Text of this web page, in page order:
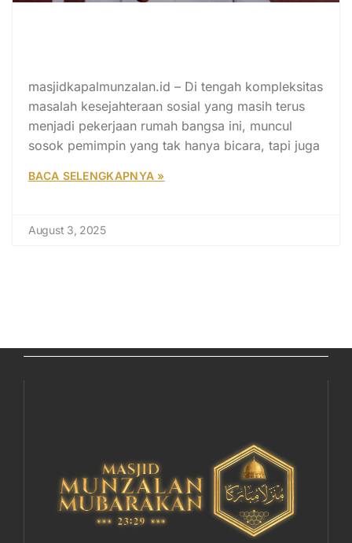
masjidkapalmunzalan.id – Di tengah kompleksitas
masalah kesejahteraan sosial yang masih terus
menjadi pekerjaan rumah bangsa ini, muncul
sosok pemimpin yang tak hanya bicara, tapi juga
BACA SELENGKAPNYA »
August 3, 2025